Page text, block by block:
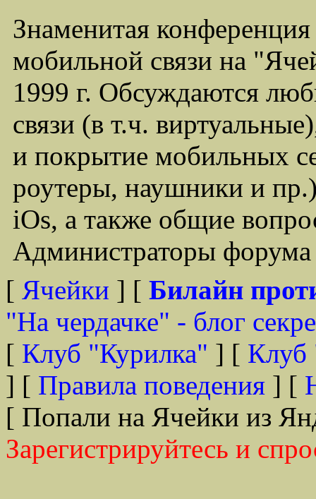
Знаменитая
мобильной связи на
1999 г. Обсуждаются
связи (в т.ч.
и покрытие мобильных
роутеры, наушники и
iOs, а также общие
Администраторы
[ Ячейки ] [ Билайн
"На чердачке" - блог
[ Клуб "Курилка" ] [ Клуб
] [ Правила поведения ] [
[ Попали на Ячейки из
Зарегистрируйтесь и